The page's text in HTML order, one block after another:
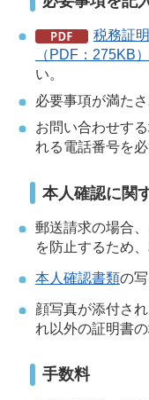
税務証
（PDF：275KB）
い。
必要事項が満た
お問い合わせす
れる電話番号を
本人確認に関
郵送請求の場合
を防止するため
本人確認書類の
顔写真が添付さ
れ以外の証明書
手数料